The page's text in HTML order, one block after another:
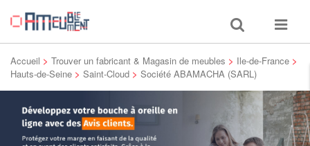
Toggle
search
Toggle
Accueil > Trouver un fabricant & Magasin de meubles > Ile-de-France >
Hauts-de-Seine > Saint-Cloud > Société ABAMACHA (SARL)